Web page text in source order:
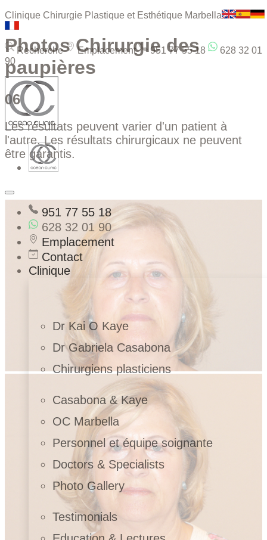
Clinique Chirurgie Plastique et Esthétique Marbella
Recherche Emplacement 951 77 55 18
628 32 01
90
951 77 55 18
628 32 01 90
Emplacement
Contact
Clinique
Dr Kai O Kaye
Dr Gabriela Casabona
Chirurgiens plasticiens
Casabona & Kaye
OC Marbella
Personnel et équipe soignante
Doctors & Specialists
Photo Gallery
Testimonials
Photos Chirurgie des
paupières
06
Les résultats peuvent varier d'un patient à
l'autre. Les résultats chirurgicaux ne peuvent
être garantis.